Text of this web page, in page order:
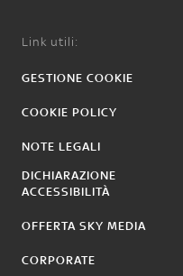
Link utili:
GESTIONE COOKIE
COOKIE POLICY
NOTE LEGALI
DICHIARAZIONE
ACCESSIBILITÀ
OFFERTA SKY MEDIA
CORPORATE